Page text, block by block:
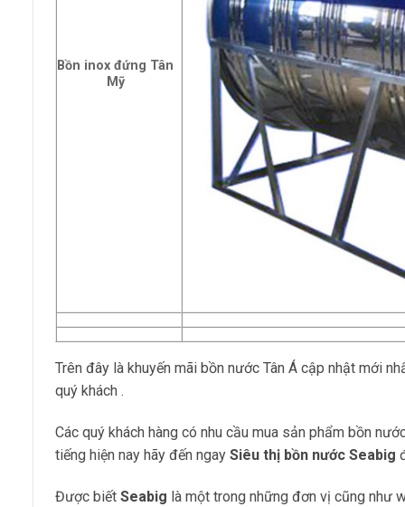
Bồn inox đứng Tân
Mỹ
Trên đây là khuyến mãi bồn nước Tân Á cập nhật mới
quý khách .
Các quý khách hàng có nhu cầu mua sản phẩm bồn
tiếng hiện nay hãy đến ngay Siêu thị bồn nước Seabig
Được biết Seabig là một trong những đơn vị cũng như